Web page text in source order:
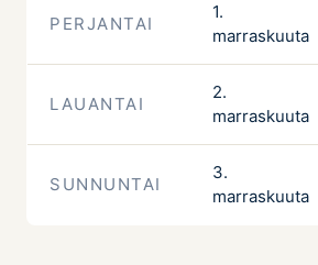
PERJANTAI
1.
marraskuuta
LAUANTAI
2.
marraskuuta
SUNNUNTAI
3.
marraskuuta